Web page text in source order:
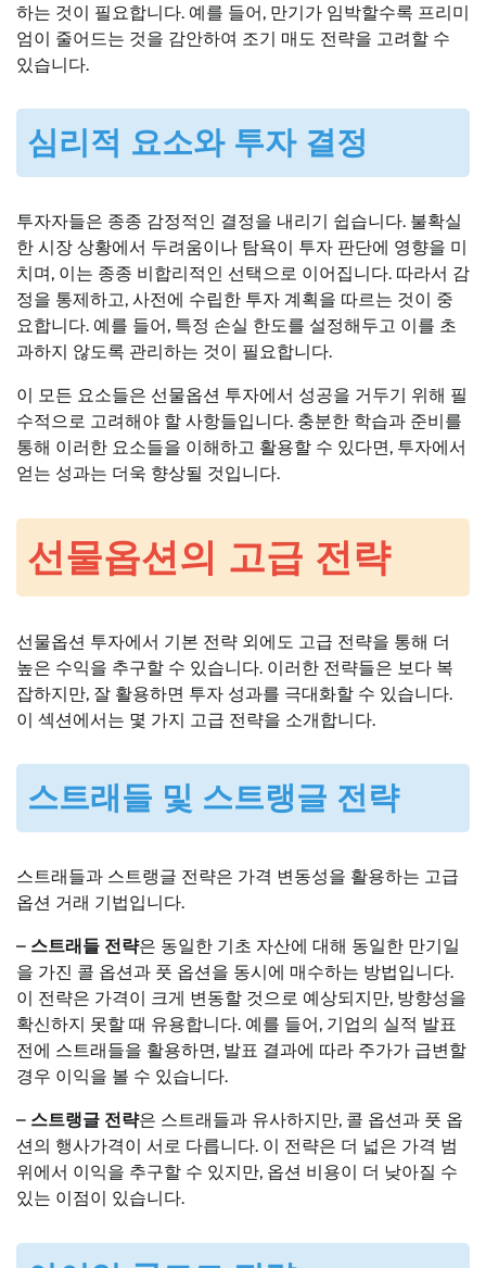
하는 것이 필요합니다. 예를 들어, 만기가 임박할수록 프리미
엄이 줄어드는 것을 감안하여 조기 매도 전략을 고려할 수
있습니다.
심리적 요소와 투자 결정
투자자들은 종종 감정적인 결정을 내리기 쉽습니다. 불확실
한 시장 상황에서 두려움이나 탐욕이 투자 판단에 영향을 미
치며, 이는 종종 비합리적인 선택으로 이어집니다. 따라서 감
정을 통제하고, 사전에 수립한 투자 계획을 따르는 것이 중
요합니다. 예를 들어, 특정 손실 한도를 설정해두고 이를 초
과하지 않도록 관리하는 것이 필요합니다.
이 모든 요소들은 선물옵션 투자에서 성공을 거두기 위해 필
수적으로 고려해야 할 사항들입니다. 충분한 학습과 준비를
통해 이러한 요소들을 이해하고 활용할 수 있다면, 투자에서
얻는 성과는 더욱 향상될 것입니다.
선물옵션의 고급 전략
선물옵션 투자에서 기본 전략 외에도 고급 전략을 통해 더
높은 수익을 추구할 수 있습니다. 이러한 전략들은 보다 복
잡하지만, 잘 활용하면 투자 성과를 극대화할 수 있습니다.
이 섹션에서는 몇 가지 고급 전략을 소개합니다.
스트래들 및 스트랭글 전략
스트래들과 스트랭글 전략은 가격 변동성을 활용하는 고급
옵션 거래 기법입니다.
– 스트래들 전략은 동일한 기초 자산에 대해 동일한 만기일
을 가진 콜 옵션과 풋 옵션을 동시에 매수하는 방법입니다.
이 전략은 가격이 크게 변동할 것으로 예상되지만, 방향성을
확신하지 못할 때 유용합니다. 예를 들어, 기업의 실적 발표
전에 스트래들을 활용하면, 발표 결과에 따라 주가가 급변할
경우 이익을 볼 수 있습니다.
– 스트랭글 전략은 스트래들과 유사하지만, 콜 옵션과 풋 옵
션의 행사가격이 서로 다릅니다. 이 전략은 더 넓은 가격 범
위에서 이익을 추구할 수 있지만, 옵션 비용이 더 낮아질 수
있는 이점이 있습니다.